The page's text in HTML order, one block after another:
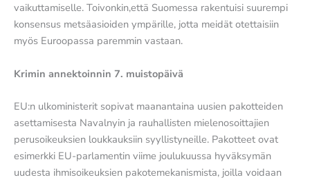
vaikuttamiselle. Toivonkin,että Suomessa rakentuisi suurempi
konsensus metsäasioiden ympärille, jotta meidät otettaisiin
myös Euroopassa paremmin vastaan.
Krimin annektoinnin 7. muistopäivä
EU:n ulkoministerit sopivat maanantaina uusien pakotteiden
asettamisesta Navalnyin ja rauhallisten mielenosoittajien
perusoikeuksien loukkauksiin syyllistyneille. Pakotteet ovat
esimerkki EU-parlamentin viime joulukuussa hyväksymän
uudesta ihmisoikeuksien pakotemekanismista, joilla voidaan